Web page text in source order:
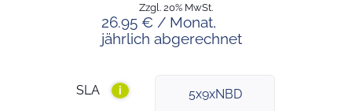
26.95 € / Monat,
jährlich abgerechnet
Zzgl. 20% MwSt.
SLA i 5x9xNBD